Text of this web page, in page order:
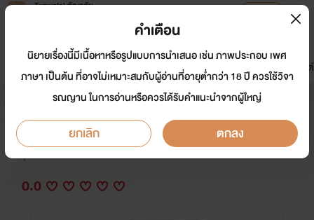
Tunwalai ธัญวลัย
หน้าแรก นิยาย อีบุ๊ก การ์ตูน
มาใหม่
ดรีมแชท ธัญลิสต์
รักดื้อๆของรุ่นน้อง
นักเขียน: พลอยไพลิน
Y
0.0
คำเตือน
นิยายเรื่องนี้มีเนื้อหาหรือรูปแบบการนำเสนอ เช่น ภาพประกอบ เพศ
ภาษา เป็นต้น ที่อาจไม่เหมาะสมกับผู้อ่านที่อายุต่ำกว่า 18 ปี ควรใช้วิจา
รณญาน ในการอ่านหรือควรได้รับคำแนะนำจากผู้ใหญ่
ยกเลิก ตกลง